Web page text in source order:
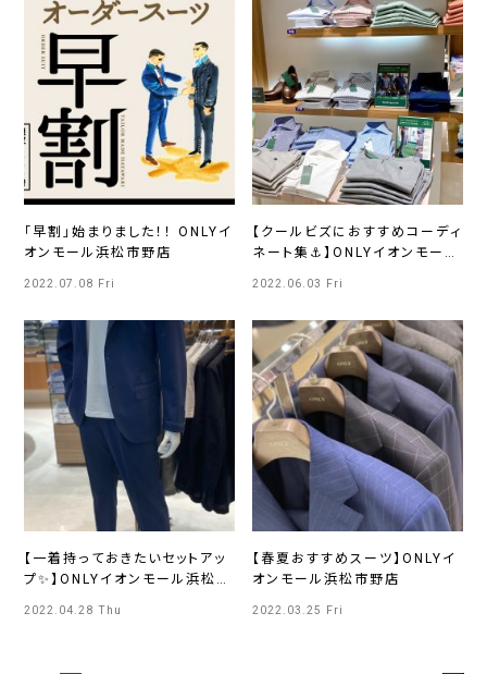
「早割」始まりました！！ ONLYイ
オンモール浜松市野店
2022.07.08 Fri
【クールビズにおすすめコーディ
ネート集⚓】ONLYイオンモール
2022.06.03 Fri
【一着持っておきたいセットアッ
プ✨】ONLYイオンモール浜松市
2022.04.28 Thu
【春夏おすすめスーツ】ONLYイ
オンモール浜松市野店
2022.03.25 Fri